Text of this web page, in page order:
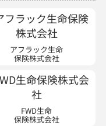
アフラック生命
保険株式会社
FWD生命
保険株式会社